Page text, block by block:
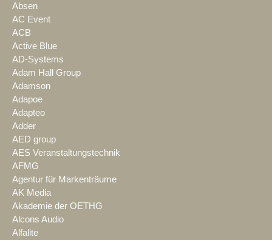
Absen
AC Event
ACB
Active Blue
AD-Systems
Adam Hall Group
Adamson
Adapoe
Adapteo
Adder
AED group
AES Veranstaltungstechnik
AFMG
Agentur für Markenträume
AK Media
Akademie der OETHG
Alcons Audio
Alfalite